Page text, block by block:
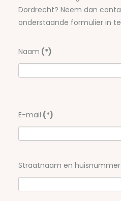
Dordrecht? Neem dan
onderstaande formulier in
Naam (*)
E-mail (*)
Straatnaam en huisnummer